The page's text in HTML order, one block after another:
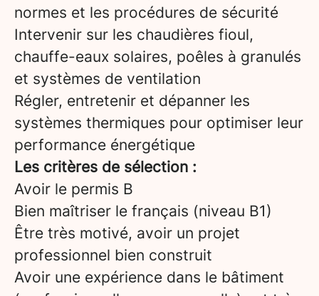
normes et les procédures de sécurité
Intervenir sur les chaudières fioul,
chauffe-eaux solaires, poêles à granulés
et systèmes de ventilation
Régler, entretenir et dépanner les
systèmes thermiques pour optimiser leur
performance énergétique
Les critères de sélection :
Avoir le permis B
Bien maîtriser le français (niveau B1)
Être très motivé, avoir un projet
professionnel bien construit
Avoir une expérience dans le bâtiment